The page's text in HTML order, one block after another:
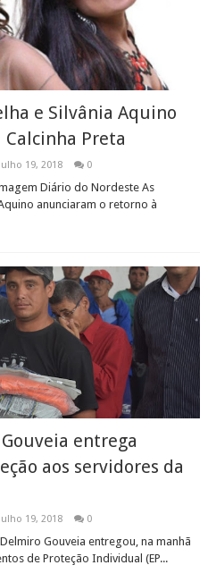
e Silvânia Aquino
Preta
julho 19, 2018 0
Diário do Nordeste As
anunciaram o retorno à
entrega
aos servidores da
julho 19, 2018 0
Gouveia entregou, na manhã
de Proteção Individual (EP...